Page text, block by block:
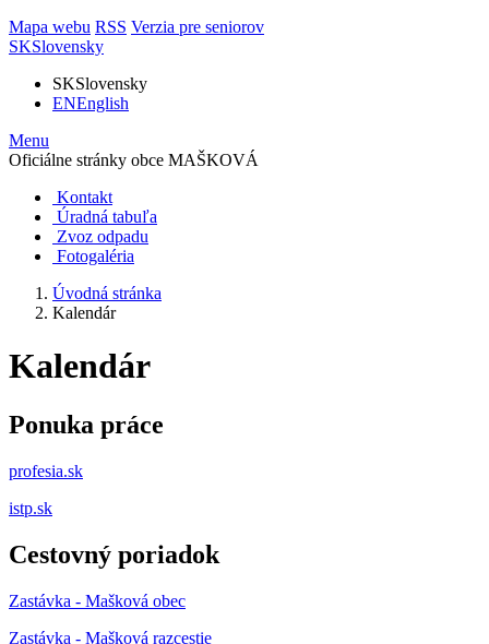
Mapa webu RSS Verzia pre seniorov
SKSlovensky
SKSlovensky
ENEnglish
Menu
Oficiálne stránky obce MAŠKOVÁ
Kontakt
Úradná tabuľa
Zvoz odpadu
Fotogaléria
Úvodná stránka
Kalendár
Kalendár
Ponuka práce
profesia.sk
istp.sk
Cestovný poriadok
Zastávka - Mašková obec
Zastávka - Mašková razcestie